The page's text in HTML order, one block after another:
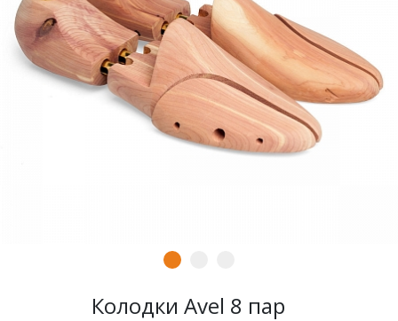
Колодки Avel 8 пар